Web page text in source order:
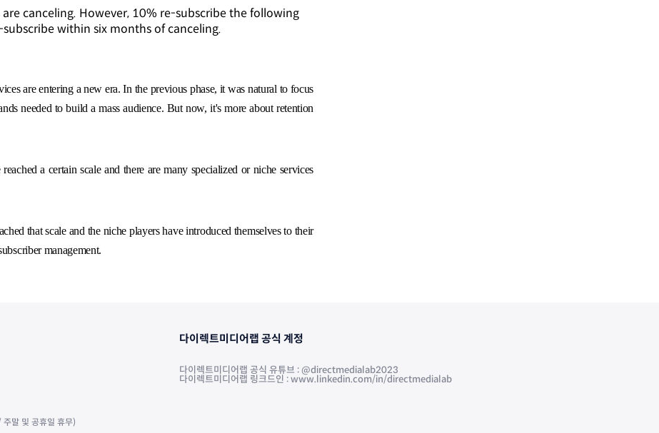
canceling. However, 10% re-subscribe the following
within six months of canceling.
are entering a new era. In the previous phase, it was natural to focus
needed to build a mass audience. But now, it's more about retention
a certain scale and there are many specialized or niche services
that scale and the niche players have introduced themselves to their
management.
말 및 공휴일 휴무)
다이렉트미디어랩 공식 계정
다이렉트미디어랩 공식 유튜브 : @directmedialab2023
다이렉트미디어랩 링크드인 : www.linkedin.com/in/directmedialab